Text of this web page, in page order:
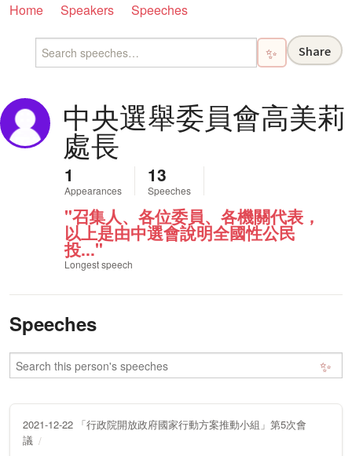
Home Speakers Speeches
✨ Share
中央選舉委員會高美莉
處長
1
Appearances
13
Speeches
"召集人、各位委員、各機關代表，
以上是由中選會說明全國性公民
投..."
Longest speech
Speeches
✨
2021-12-22 「行政院開放政府國家行動方案推動小組」第5次會
議